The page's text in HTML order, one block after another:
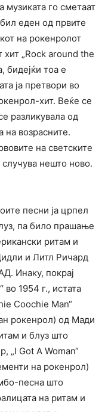
музиката го сметаат
еден од првите
на рокенролот
„Rock around the
бидејќи тоа е
ја претвори во
хит. Веќе се
разликувала од
на возрасните.
на светските
нешто ново.
песни ја црпел
па било прашање
ритам и
и Литл Ричард
Инаку, покрај
во 1954 г., истата
Coochie Man“
рокенрол) од Мади
и блуз што
„I Got A Woman“
на рокенрол)
песна што
на ритам и